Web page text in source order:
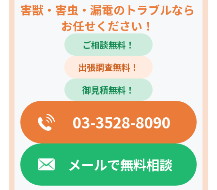
害獣・害虫・漏電のトラブルなら
お任せください！
ご相談無料！
出張調査無料！
御見積無料！
03-3528-8090
メールで無料相談